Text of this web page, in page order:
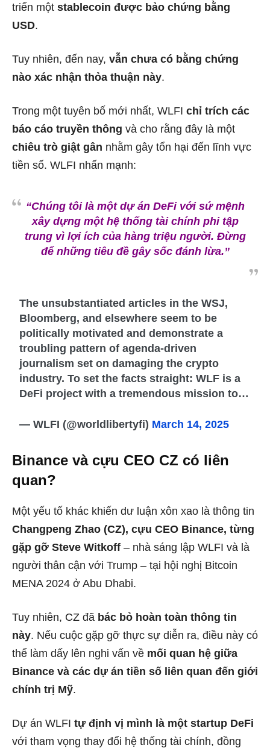
triển một stablecoin được bảo chứng bằng
USD.
Tuy nhiên, đến nay, vẫn chưa có bằng chứng
nào xác nhận thỏa thuận này.
Trong một tuyên bố mới nhất, WLFI chỉ trích các
báo cáo truyền thông và cho rằng đây là một
chiêu trò giật gân nhằm gây tổn hại đến lĩnh vực
tiền số. WLFI nhấn mạnh:
“Chúng tôi là một dự án DeFi với sứ mệnh
xây dựng một hệ thống tài chính phi tập
trung vì lợi ích của hàng triệu người. Đừng
để những tiêu đề gây sốc đánh lừa.”
The unsubstantiated articles in the WSJ,
Bloomberg, and elsewhere seem to be
politically motivated and demonstrate a
troubling pattern of agenda-driven
journalism set on damaging the crypto
industry. To set the facts straight: WLF is a
DeFi project with a tremendous mission to…
— WLFI (@worldlibertyfi) March 14, 2025
Binance và cựu CEO CZ có liên
quan?
Một yếu tố khác khiến dư luận xôn xao là thông tin
Changpeng Zhao (CZ), cựu CEO Binance, từng
gặp gỡ Steve Witkoff – nhà sáng lập WLFI và là
người thân cận với Trump – tại hội nghị Bitcoin
MENA 2024 ở Abu Dhabi.
Tuy nhiên, CZ đã bác bỏ hoàn toàn thông tin
này. Nếu cuộc gặp gỡ thực sự diễn ra, điều này có
thể làm dấy lên nghi vấn về mối quan hệ giữa
Binance và các dự án tiền số liên quan đến giới
chính trị Mỹ.
Dự án WLFI tự định vị mình là một startup DeFi
với tham vọng thay đổi hệ thống tài chính, đồng